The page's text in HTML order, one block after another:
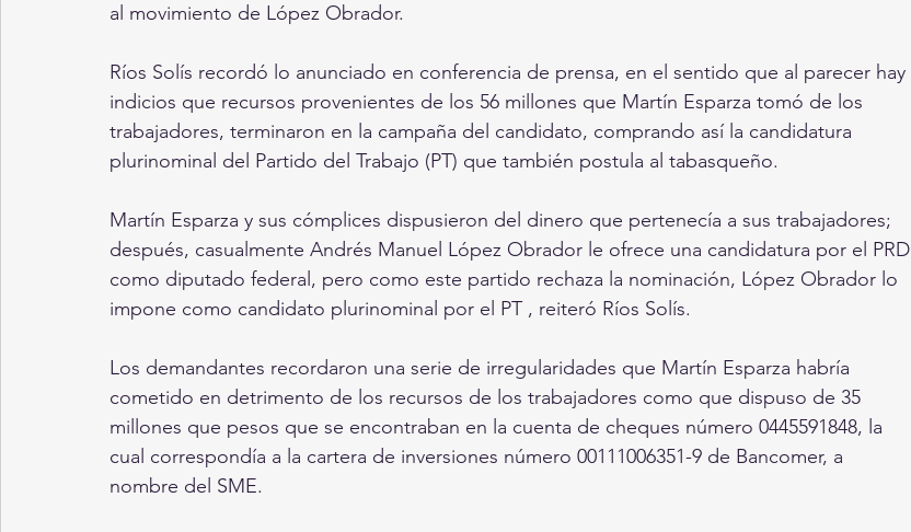
al movimiento de López Obrador.
Ríos Solís recordó lo anunciado en conferencia de prensa, en el sentido que al parecer hay
indicios que recursos provenientes de los 56 millones que Martín Esparza tomó de los
trabajadores, terminaron en la campaña del candidato, comprando así la candidatura
plurinominal del Partido del Trabajo (PT) que también postula al tabasqueño.
Martín Esparza y sus cómplices dispusieron del dinero que pertenecía a sus trabajadores;
después, casualmente Andrés Manuel López Obrador le ofrece una candidatura por el PRD
como diputado federal, pero como este partido rechaza la nominación, López Obrador lo
impone como candidato plurinominal por el PT , reiteró Ríos Solís.
Los demandantes recordaron una serie de irregularidades que Martín Esparza habría
cometido en detrimento de los recursos de los trabajadores como que dispuso de 35
millones que pesos que se encontraban en la cuenta de cheques número 0445591848, la
cual correspondía a la cartera de inversiones número 00111006351-9 de Bancomer, a
nombre del SME.